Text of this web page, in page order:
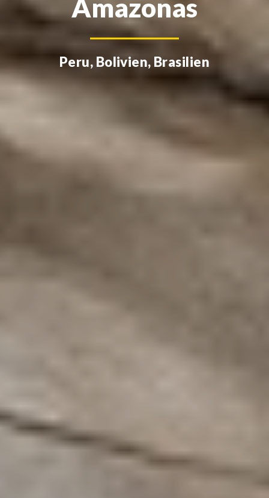
Amazonas
Peru, Bolivien, Brasilien